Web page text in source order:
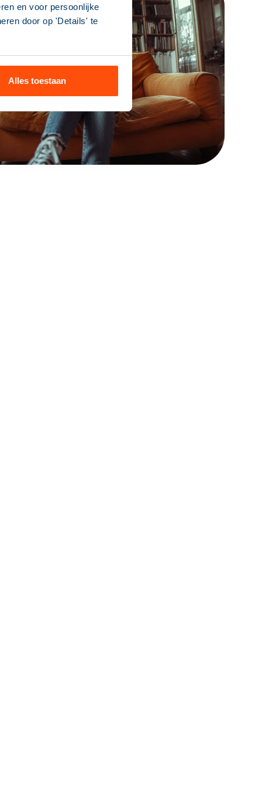
en voor persoonlijke
door op 'Details' te
Alles toestaan